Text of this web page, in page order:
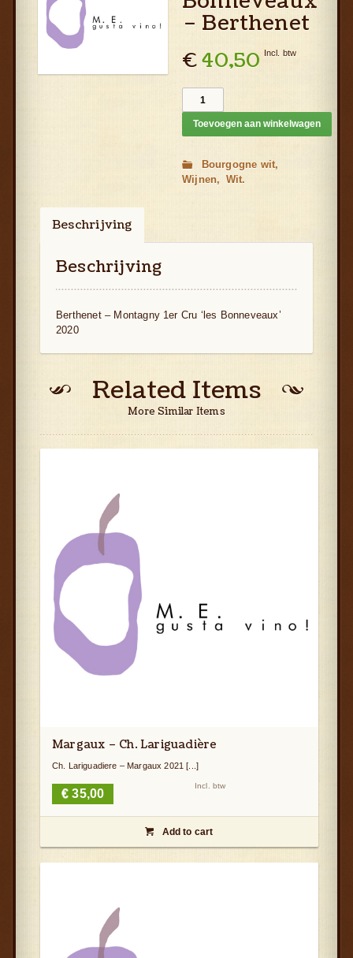
– Berthenet
€40,50 Incl. btw
Toevoegen aan winkelwagen
Bourgogne wit
Wijnen
Wit
Beschrijving
Aanvullende informatie
Beschrijving
Berthenet – Montagny 1er Cru ‘les Bonneveaux’
2020
Related Items
More Similar Items
Margaux – Ch. Lariguadière
Ch. Lariguadiere – Margaux 2021 [...]
€ 35,00
Incl. btw
 Add to cart